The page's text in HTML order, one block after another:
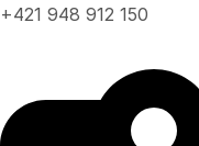
+421 948 912 150